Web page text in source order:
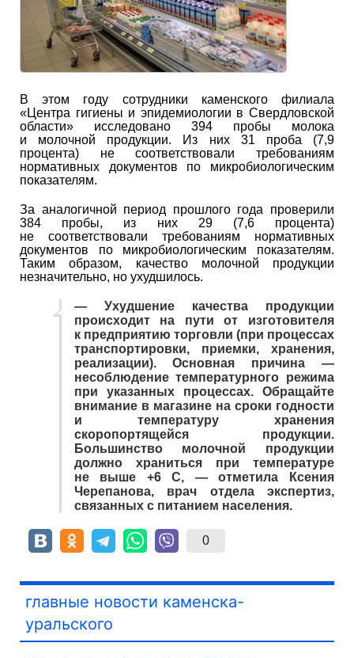
В этом году сотрудники каменского филиала
«Центра гигиены и эпидемиологии в Свердловской
области» исследовано 394 пробы молока
и молочной продукции. Из них 31 проба (7,9
процента) не соответствовали требованиям
нормативных документов по микробиологическим
показателям.
За аналогичной период прошлого года проверили
384 пробы, из них 29 (7,6 процента)
не соответствовали требованиям нормативных
документов по микробиологическим показателям.
Таким образом, качество молочной продукции
незначительно, но ухудшилось.
— Ухудшение качества продукции
происходит на пути от изготовителя
к предприятию торговли (при процессах
транспортировки, приемки, хранения,
реализации). Основная причина —
несоблюдение температурного режима
при указанных процессах. Обращайте
внимание в магазине на сроки годности
и температуру хранения
скоропортящейся продукции.
Большинство молочной продукции
должно храниться при температуре
не выше +6 С, — отметила Ксения
Черепанова, врач отдела экспертиз,
связанных с питанием населения.
0
главные новости каменска-
уральского